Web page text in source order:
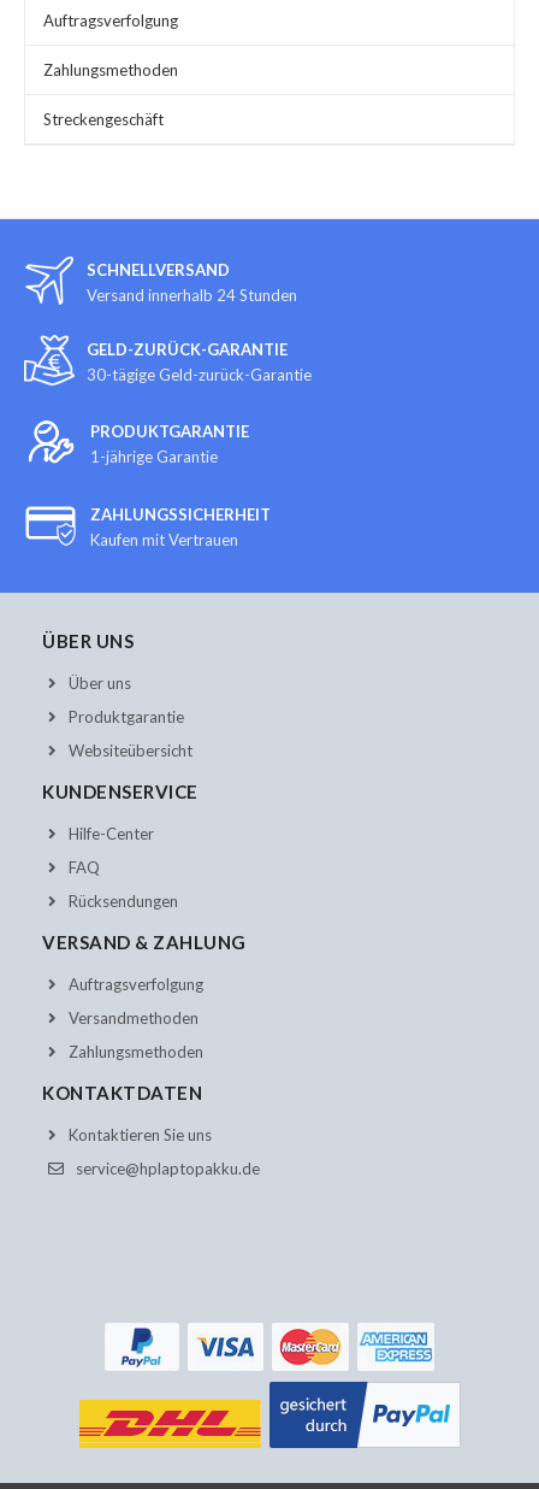
Auftragsverfolgung
Zahlungsmethoden
Streckengeschäft
SCHNELLVERSAND
Versand innerhalb 24 Stunden
GELD-ZURÜCK-GARANTIE
30-tägige Geld-zurück-Garantie
PRODUKTGARANTIE
1-jährige Garantie
ZAHLUNGSSICHERHEIT
Kaufen mit Vertrauen
ÜBER UNS
Über uns
Produktgarantie
Websiteübersicht
KUNDENSERVICE
Hilfe-Center
FAQ
Rücksendungen
VERSAND & ZAHLUNG
Auftragsverfolgung
Versandmethoden
Zahlungsmethoden
KONTAKTDATEN
Kontaktieren Sie uns
service@hplaptopakku.de